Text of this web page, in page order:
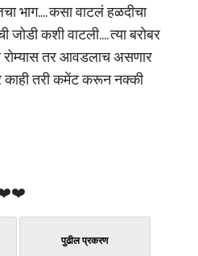
भाग.... कसा वाटलं हळदीचा
जोडी कशी वाटली.... त्या बरोबर
तर आवडलाच असणार
तरी कमेंट करून नक्की
पुढील प्रकरण